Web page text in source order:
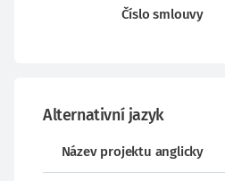
Číslo smlouvy
Alternativní jazyk
Název projektu anglicky